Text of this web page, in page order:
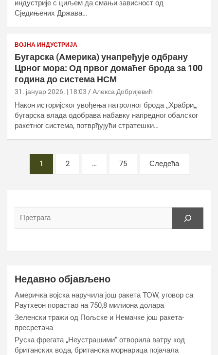
индустрије с циљем да смањи зависност од
Сједињених Држава…
ВОЈНА ИНДУСТРИЈА
Бугарска (Америка) унапређује одбрану
Црног мора: Од првог домаћег брода за 100
година до система НСМ
31. јануар 2026. | 18:03 Алекса Добријевић
Након историјског увођења патролног брода ,,Храбри„,
бугарска влада одобрава набавку напредног обалског
ракетног система, потврђујући стратешки…
пагинатион
1 2 … 75 Следећа
Недавно објављено
Америчка војска наручила још ракета ТОW, уговор са
Раyтхеон порастао на 750,8 милиона долара
Зеленски тражи од Пољске и Немачке још ракета-
пресретача
Руска фрегата „Неустрашими“ отворила ватру код
британских вода, британска морнарица појачала